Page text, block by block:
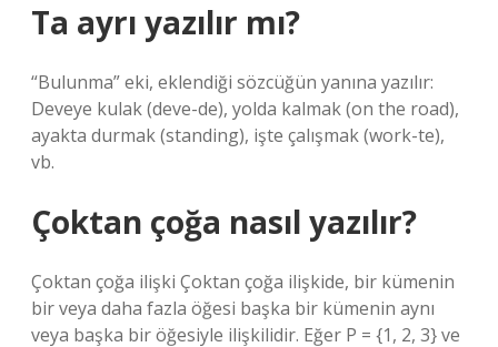
Ta ayrı yazılır mı?
“Bulunma” eki, eklendiği sözcüğün yanına yazılır:
Deveye kulak (deve-de), yolda kalmak (on the road),
ayakta durmak (standing), işte çalışmak (work-te),
vb.
Çoktan çoğa nasıl yazılır?
Çoktan çoğa ilişki Çoktan çoğa ilişkide, bir kümenin
bir veya daha fazla öğesi başka bir kümenin aynı
veya başka bir öğesiyle ilişkilidir. Eğer P = {1, 2, 3} ve